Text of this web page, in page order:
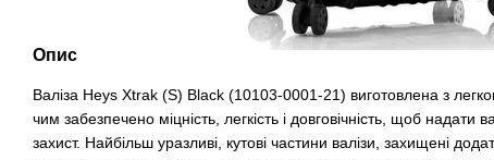
Опис
Валіза Heys Xtrak (S) Black (10103-0001-21) виготовлена з
чим забезпечено міцність, легкість і довговічність, щоб
захист. Найбільш уразливі, кутові частини валізи, захищені